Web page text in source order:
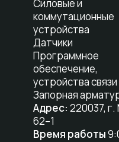
Силовые и
коммутационные
устройства
Датчики
Программное
обеспечение,
устройства связи
Запорная
Адрес: 220037, г.
62–1
Время работы